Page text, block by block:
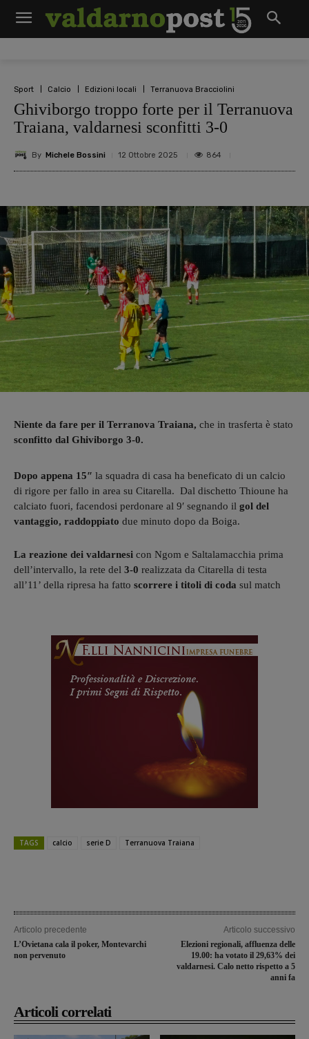
Sport Calcio Edizioni locali Terranuova Bracciolini
Ghiviborgo troppo forte per il Terranuova
Traiana, valdarnesi sconfitti 3-0
By Michele Bossini 12 Ottobre 2025 864
Niente da fare per il Terranova Traiana, che in trasferta è stato
sconfitto dal Ghiviborgo 3-0.
Dopo appena 15″ la squadra di casa ha beneficato di un calcio
di rigore per fallo in area su Citarella. Dal dischetto Thioune ha
calciato fuori, facendosi perdonare al 9′ segnando il gol del
vantaggio, raddoppiato due minuto dopo da Boiga.
La reazione dei valdarnesi con Ngom e Saltalamacchia prima
dell’intervallo, la rete del 3-0 realizzata da Citarella di testa
all’11’ della ripresa ha fatto scorrere i titoli di coda sul match
TAGS calcio serie D Terranuova Traiana
Articolo precedente
L’Ovietana cala il poker, Montevarchi
non pervenuto
Articolo successivo
Elezioni regionali, affluenza delle
19.00: ha votato il 29,63% dei
valdarnesi. Calo netto rispetto a 5
anni fa
Articoli correlati